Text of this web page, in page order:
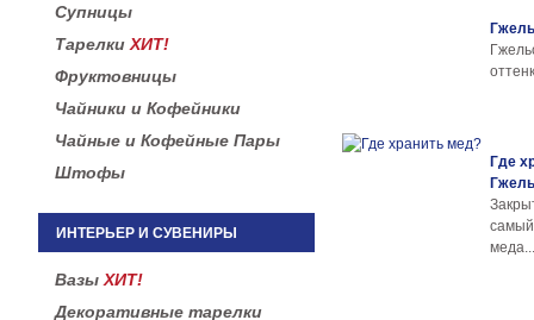
Супницы
Тарелки ХИТ!
Фруктовницы
Чайники и Кофейники
Чайные и Кофейные Пары
Штофы
ИНТЕРЬЕР И СУВЕНИРЫ
Вазы ХИТ!
Декоративные тарелки
Где
Гжель
меда...